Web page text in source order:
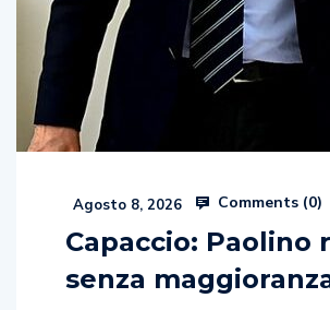
Agosto 8, 2026 Comments (0)
Capaccio: Paolino
senza